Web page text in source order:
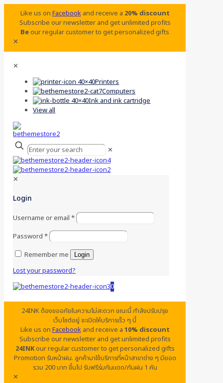
Like us onFacebookand receive a 20% discount
Subscribe our newsletter and get unlimited profits
Beour regular customer to get personalized gifts
✕
✕
Printers
Computers
Ink and ink cartridge
View all
✕
✕
Login
Username or email*
Password*
Remember me
Login
Lost your password?
0
24INK ต้องขออภัยในความไม่สะดวก ขณะนี้ กำลังปรับปรุง
เว็บไซต์อยู่ จะเปิดให้บริการเร็ว ๆ นี้
Like us onFacebookand receive a 10% discount
Subscribe our newsletter and get unlimited profits
24INKour regular customer to get personalized gifts
Promotion รับหน้าฝน. ลูกค้ามาใช้บริการที่หน้าสาขาต่าง ๆ มียอด
รวม 200 บาท ขึ้นไป รับฟรีร่มกันแดด/กันฝน 1 คัน
✕